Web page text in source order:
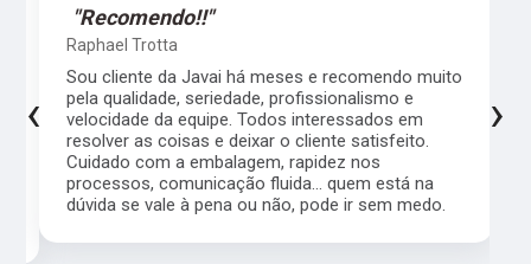
"Recomendo!!"
Raphael Trotta
Sou cliente da Javai há meses e recomendo muito
pela qualidade, seriedade, profissionalismo e
velocidade da equipe. Todos interessados em
resolver as coisas e deixar o cliente satisfeito.
Cuidado com a embalagem, rapidez nos
processos, comunicação fluida... quem está na
dúvida se vale à pena ou não, pode ir sem medo.
‹ ›